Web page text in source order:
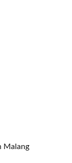
Malang